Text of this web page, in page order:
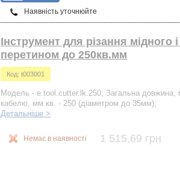
Наявність уточнюйте
Інструмент для різання мідного
перетином до 250кв.мм
Код: t003001
Модель - e.tool.cutter.lk.250; Загальна
кабелю, мм.кв. - 250 (діаметром до 35мм);
Детальніше >
1 515,69 грн
Немає в наявності